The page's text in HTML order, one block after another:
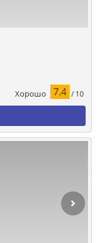
Хорошо 7.4 / 10